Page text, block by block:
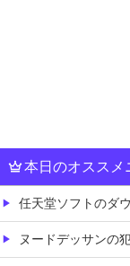
本日のオススメ
任天堂ソフトのダ
ヌードデッサンの